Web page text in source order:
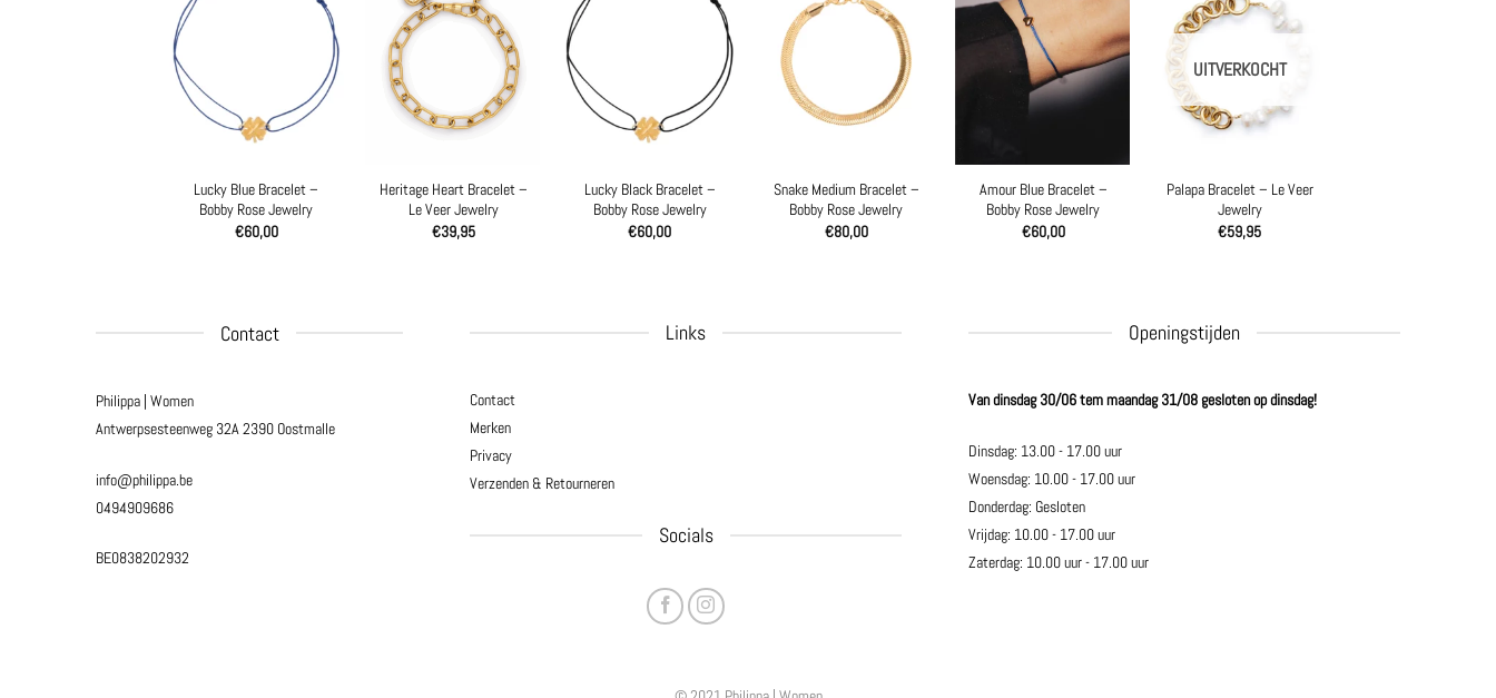
Lucky Blue Bracelet –
Bobby Rose Jewelry
€60,00
Heritage Heart Bracelet –
Le Veer Jewelry
€39,95
Lucky Black Bracelet –
Bobby Rose Jewelry
€60,00
Snake Medium Bracelet –
Bobby Rose Jewelry
€80,00
Amour Blue Bracelet –
Bobby Rose Jewelry
€60,00
UITVERKOCHT
Palapa Bracelet – Le Veer
Jewelry
€59,95
Contact
Philippa | Women
Antwerpsesteenweg 32A2390 Oostmalle
info@philippa.be
0494909686
BE0838202932
Links
Contact
Merken
Privacy
Verzenden & Retourneren
Socials
Openingstijden
Van dinsdag 30/06 tem maandag 31/08 gesloten op dinsdag!
Dinsdag: 13.00 - 17.00 uur
Woensdag: 10.00 - 17.00 uur
Donderdag: Gesloten
Vrijdag: 10.00 - 17.00 uur
Zaterdag: 10.00 uur - 17.00 uur